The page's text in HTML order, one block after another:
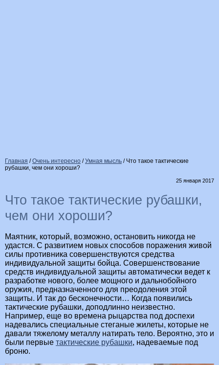
Главная /Очень интересно /Умная мысль / Что такое тактические
рубашки, чем они хороши?
25 января 2017
Что такое тактические рубашки,
чем они хороши?
Маятник, который, возможно, остановить никогда не
удастся. С развитием новых способов поражения живой
силы противника совершенствуются средства
индивидуальной защиты бойца. Совершенствование
средств индивидуальной защиты автоматически ведет к
разработке нового, более мощного и дальнобойного
оружия, предназначенного для преодоления этой
защиты. И так до бесконечности… Когда появились
тактические рубашки, доподлинно неизвестно.
Например, еще во времена рыцарства под доспехи
надевались специальные стеганые жилеты, которые не
давали тяжелому металлу натирать тело. Вероятно, это и
были первые тактические рубашки, надеваемые под
броню.